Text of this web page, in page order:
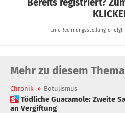
Mehr zu diesem Thema
Chronik » Botulismus
 Tödliche Guacamole: Zweite Sardinien-Urlauberin stirbt
an Vergiftung